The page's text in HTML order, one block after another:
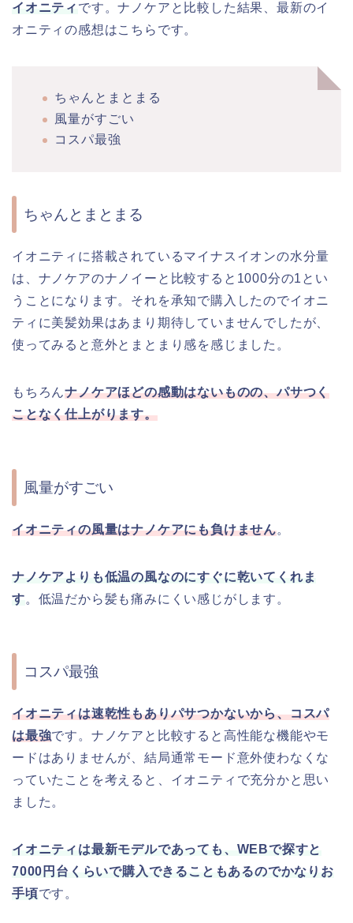
イオニティ です。ナノケアと比較した結果、最新のイ
オニティの感想はこちらです。
ちゃんとまとまる
風量がすごい
コスパ最強
ちゃんとまとまる
イオニティに搭載されているマイナスイオンの水分量
は、ナノケアのナノイーと比較すると1000分の1とい
うことになります。それを承知で購入したのでイオニ
ティに美髪効果はあまり期待していませんでしたが、
使ってみると意外とまとまり感を感じました。
もちろんナノケアほどの感動はないものの、パサつく
ことなく仕上がります。
風量がすごい
イオニティの風量はナノケアにも負けません。
ナノケアよりも低温の風なのにすぐに乾いてくれま
す。低温だから髪も痛みにくい感じがします。
コスパ最強
イオニティは速乾性もありパサつかないから、コスパ
は最強です。ナノケアと比較すると高性能な機能やモ
ードはありませんが、結局通常モード意外使わなくな
っていたことを考えると、イオニティで充分かと思い
ました。
イオニティは最新モデルであっても、WEBで探すと
7000円台くらいで購入できることもあるのでかなりお
手頃です。